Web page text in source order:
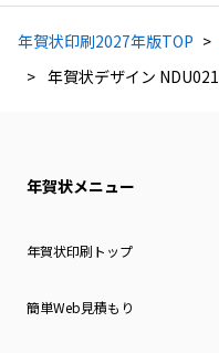
年賀状印刷2027年版TOP
年賀状デザイン NDU021
年賀状メニュー
年賀状印刷トップ
簡単Web見積もり